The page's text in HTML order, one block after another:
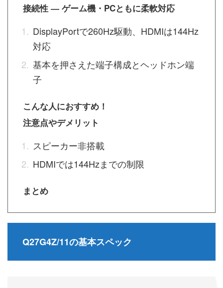
接続性 ― ゲーム機・PCともに柔軟対応
DisplayPortで260Hz駆動、HDMIは144Hz
対応
基本を押さえた端子構成とヘッドホン端
子
こんな人におすすめ！
注意点やデメリット
スピーカー非搭載
HDMIでは144Hzまでの制限
まとめ
Q27G4Z/11の基本スペック